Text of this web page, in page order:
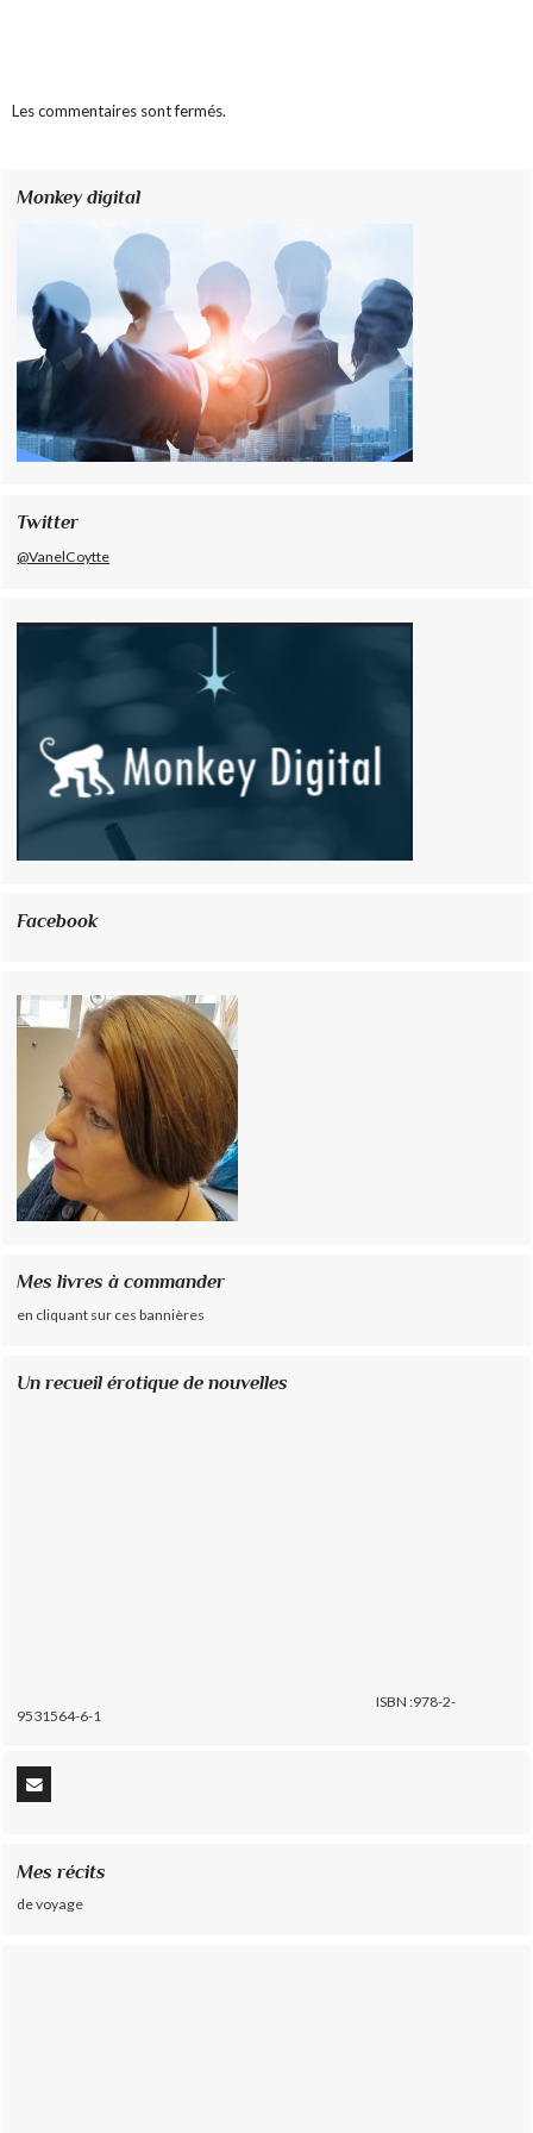
Les commentaires sont fermés.
Monkey digital
Twitter
@VanelCoytte
Facebook
Mes livres à commander
en cliquant sur ces bannières
Un recueil érotique de nouvelles
ISBN :978-2-
9531564-6-1
Mes récits
de voyage